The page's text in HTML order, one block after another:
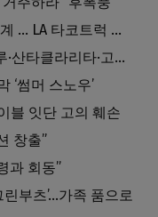
[화제] 과속 픽업트럭에 날아간 생계 … LA 타코트럭 일가족 3명 부상
폭염 속 산불 잇따라 … 버뱅크·피루·산타클라리타·고먼 잇단 산불
‘썸머 스노우’
블 잇단 고의 훼손
창출”
과 회동”
부츠’…가족 품으로